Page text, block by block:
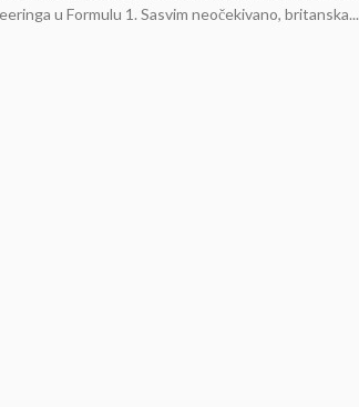
u Formulu 1. Sasvim neočekivano, britanska...